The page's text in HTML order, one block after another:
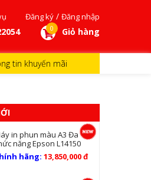
Đăng ký / Đăng nhập
0 Giỏ hàng
tin khuyến mãi
in phun màu A3 Đa
năng Epson L14150
hãng:13,850,000 đ